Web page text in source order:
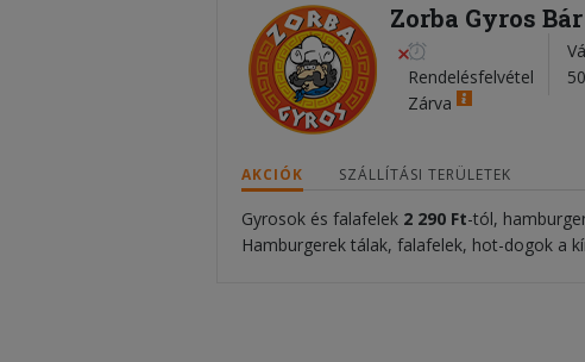
Zorba Gyros
Rendelésfelvétel
Zárva
AKCIÓK SZÁLLÍTÁSI TERÜLETEK
Gyrosok és falafelek 2 290 Ft-tól,
Hamburgerek tálak, falafelek, hot-dogok a